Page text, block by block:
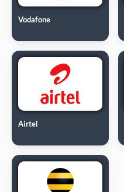
Vodafone
Airtel